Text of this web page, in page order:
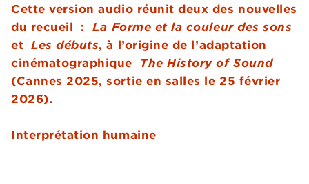
Cette version audio réunit deux des nouvelles
du recueil : La Forme et la couleur des sons
etLes débuts, à l’origine de l’adaptation
cinématographique The History of Sound
(Cannes 2025, sortie en salles le 25 février
2026).
Interprétation humaine